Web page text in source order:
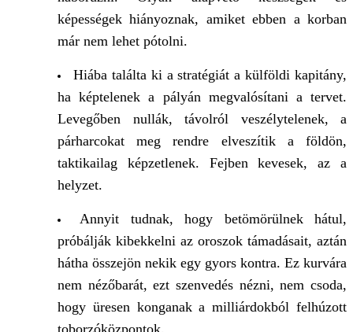
képességek hiányoznak, amiket ebben a korban
már nem lehet pótolni.
Hiába találta ki a stratégiát a külföldi kapitány,
ha képtelenek a pályán megvalósítani a tervet.
Levegőben nullák, távolról veszélytelenek, a
párharcokat meg rendre elveszítik a földön,
taktikailag képzetlenek. Fejben kevesek, az a
helyzet.
Annyit tudnak, hogy betömörülnek hátul,
próbálják kibekkelni az oroszok támadásait, aztán
hátha összejön nekik egy gyors kontra. Ez kurvára
nem nézőbarát, ezt szenvedés nézni, nem csoda,
hogy üresen konganak a milliárdokból felhúzott
toborzóközpontok.